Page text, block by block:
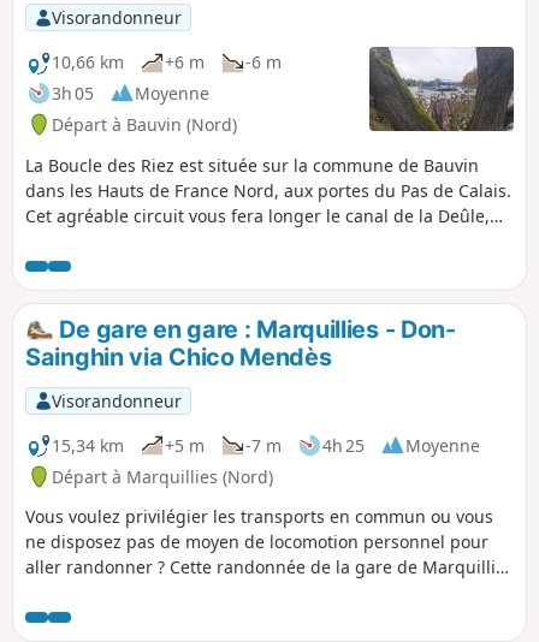
Visorandonneur
10,66 km
+6 m
-6 m
3h 05
Moyenne
Départ à Bauvin (Nord)
La Boucle des Riez est située sur la commune de Bauvin
dans les Hauts de France Nord, aux portes du Pas de Calais.
Cet agréable circuit vous fera longer le canal de la Deûle,
saules. Au bord des étangs, de nombreuses tables de pique
nique y attendent les randonneurs.
De gare en gare : Marquillies - Don-
Sainghin via Chico Mendès
Visorandonneur
15,34 km
+5 m -7 m 4h 25
Moyenne
Départ à Marquillies (Nord)
Vous voulez privilégier les transports en commun ou vous
ne disposez pas de moyen de locomotion personnel pour
aller randonner ? Cette randonnée de la gare de Marquillies
agricoles typiques des Weppes avant de longer les canaux